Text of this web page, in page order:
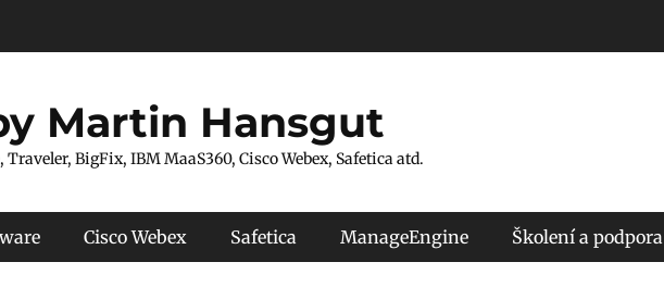
Martin Hansgut
BigFix, IBM MaaS360, Cisco Webex, Safetica atd.
Cisco Webex Safetica ManageEngine Školení a podpora